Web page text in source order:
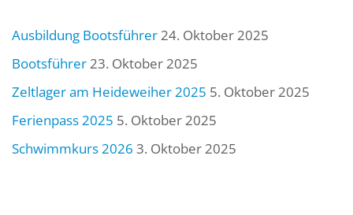
Ausbildung Bootsführer24. Oktober 2025
Bootsführer23. Oktober 2025
Zeltlager am Heideweiher 2025 5. Oktober 2025
Ferienpass 2025 5. Oktober 2025
Schwimmkurs 2026 3. Oktober 2025